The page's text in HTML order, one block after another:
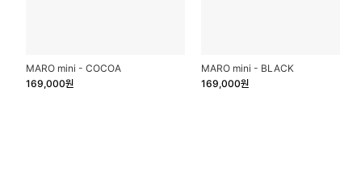
MARO mini - COCOA
169,000원
MARO mini - BLACK
169,000원